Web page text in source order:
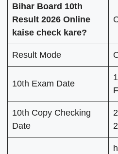
Bihar Board 10th
Result 2026 Online
kaise check kare?
Result Mode
10th Exam Date
10th Copy Checking
Date